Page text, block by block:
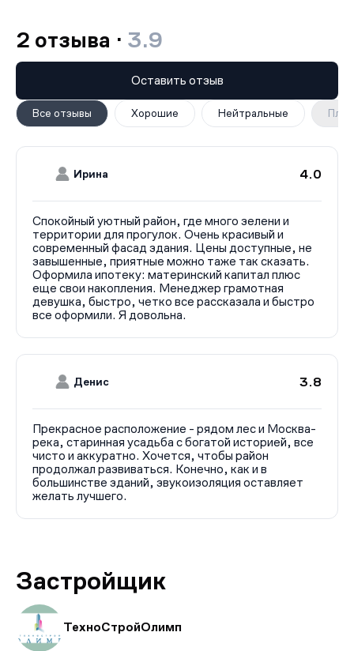
потолки, предчистовая отделка или отделка под ключ,
удобные входные группы, помещения для хранения
колясок и круглосуточная охрана - все это делает
жилой комплекс «Дружный» привлекательным местом
для жизни.
2 отзыва · 3.9
Все отзывы Хорошие Нейтральные
Оставить отзыв
Ирина 4.0
Спокойный уютный район, где много зелени и
территории для прогулок. Очень красивый и
современный фасад здания. Цены доступные, не
завышенные, приятные можно таже так сказать.
Оформила ипотеку: материнский капитал плюс
еще свои накопления. Менеджер грамотная
девушка, быстро, четко все рассказала и быстро
все оформили. Я довольна.
Денис 3.8
Прекрасное расположение - рядом лес и Москва-
река, старинная усадьба с богатой историей, все
чисто и аккуратно. Хочется, чтобы район
продолжал развиваться. Конечно, как и в
большинстве зданий, звукоизоляция оставляет
желать лучшего.
Застройщик
ТехноСтройОлимп